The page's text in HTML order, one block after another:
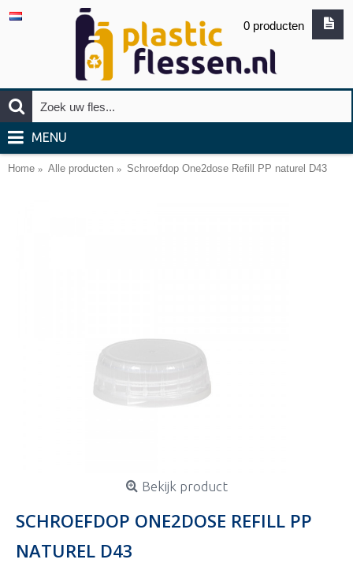
0 producten
MENU
Home Alle producten Schroefdop One2dose Refill PP naturel D43
Bekijk product
SCHROEFDOP ONE2DOSE REFILL PP
NATUREL D43